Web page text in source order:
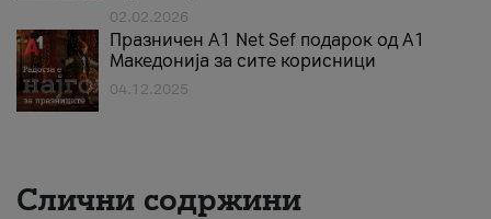
02.02.2026
Празничен A1 Net Sеf подарок од А1
Македонија за сите корисници
04.12.2025
Слични содржини